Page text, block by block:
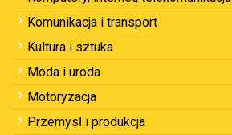
Komunikacja i transport
Kultura i sztuka
Moda i uroda
Motoryzacja
Przemysł i produkcja